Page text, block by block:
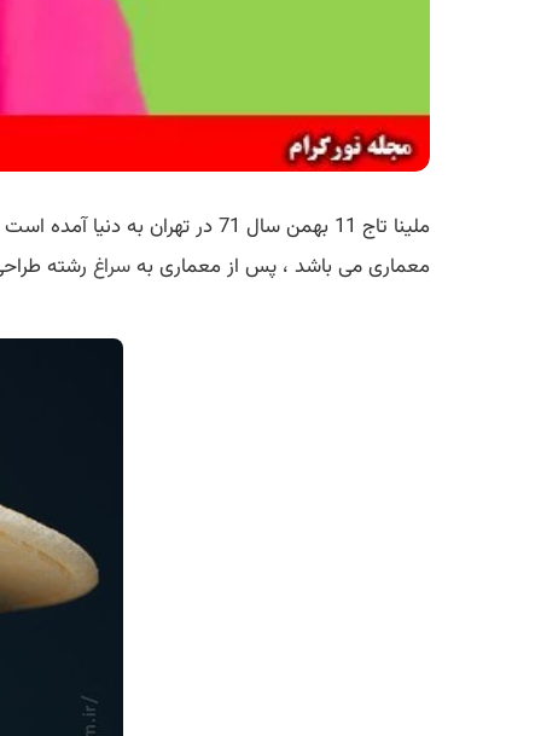
ملینا تاج 11 بهمن سال 71 در
معماری می باشد ، پس از معماری بهسراغ رشته